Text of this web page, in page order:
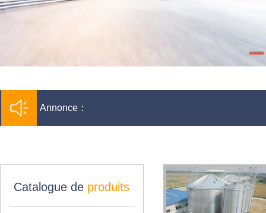
Annonce：
Catalogue de produits